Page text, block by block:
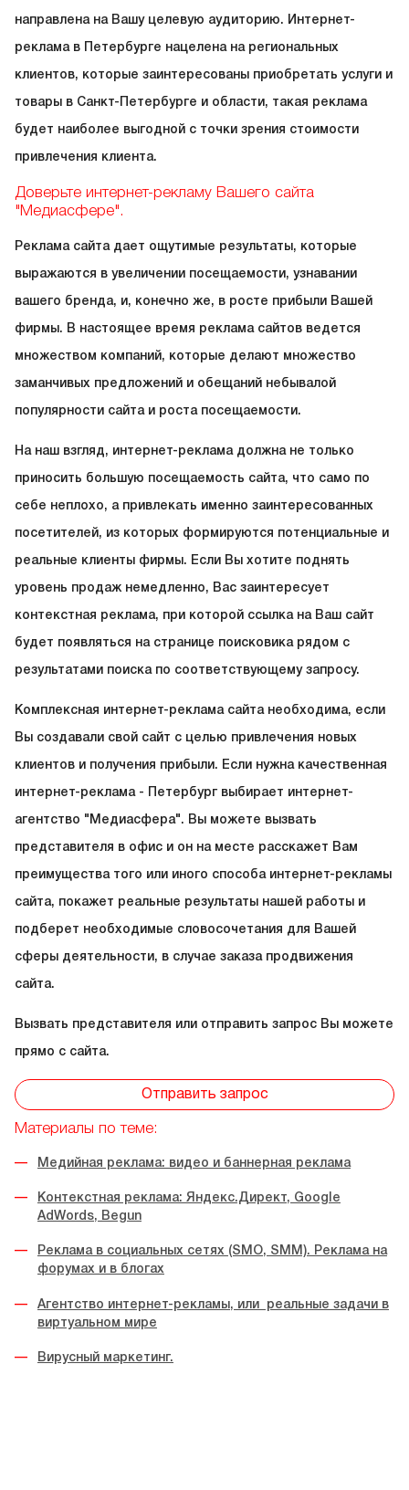
направлена на Вашу целевую аудиторию. Интернет-
реклама в Петербурге нацелена на региональных
клиентов, которые заинтересованы приобретать услуги и
товары в Санкт-Петербурге и области, такая реклама
будет наиболее выгодной с точки зрения стоимости
привлечения клиента.
Доверьте интернет-рекламу Вашего сайта
"Медиасфере".
Реклама сайта дает ощутимые результаты, которые
выражаются в увеличении посещаемости, узнавании
вашего бренда, и, конечно же, в росте прибыли Вашей
фирмы. В настоящее время реклама сайтов ведется
множеством компаний, которые делают множество
заманчивых предложений и обещаний небывалой
популярности сайта и роста посещаемости.
На наш взгляд, интернет-реклама должна не только
приносить большую посещаемость сайта, что само по
себе неплохо, а привлекать именно заинтересованных
посетителей, из которых формируются потенциальные и
реальные клиенты фирмы. Если Вы хотите поднять
уровень продаж немедленно, Вас заинтересует
контекстная реклама, при которой ссылка на Ваш сайт
будет появляться на странице поисковика рядом с
результатами поиска по соответствующему запросу.
Комплексная интернет-реклама сайта необходима, если
Вы создавали свой сайт с целью привлечения новых
клиентов и получения прибыли. Если нужна качественная
интернет-реклама - Петербург выбирает интернет-
агентство "Медиасфера". Вы можете вызвать
представителя в офис и он на месте расскажет Вам
преимущества того или иного способа интернет-рекламы
сайта, покажет реальные результаты нашей работы и
подберет необходимые словосочетания для Вашей
сферы деятельности, в случае заказа продвижения
сайта.
Вызвать представителя или отправить запрос Вы можете
прямо с сайта.
Отправить запрос
Материалы по теме:
Медийная реклама: видео и баннерная реклама
Контекстная реклама: Яндекс.Директ, Google
AdWords, Begun
Реклама в социальных сетях (SMO, SMM). Реклама на
форумах и в блогах
Агентство интернет-рекламы, или реальные задачи в
виртуальном мире
Вирусный маркетинг.